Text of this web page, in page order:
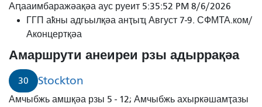
Аԥааимбаражәақәа аус руеит 5:35:52 PM 8/6/2026
ГГП аҟны адгьылқәа анҭыҵ Август 7-9. СФМТА.ком/
Аконцертқәа
Амаршрути анеиреи рзы адыррақәа
30 Stockton
Амчыбжь амшқәа рзы 5 - 12; Амчыбжь ахыркәшамҭазы